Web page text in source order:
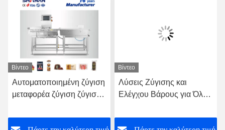
Βίντεο
Αυτοματοποιημένη ζύγιση
μεταφορέα ζύγιση ζύγισης
Βίντεο
Λύσεις Ζύγισης και
Ελέγχου Βάρους για Όλες
Ζυγιστικός Μεταφορικός